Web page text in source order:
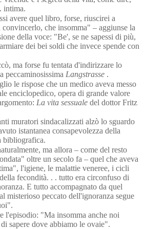
intima.
avere quel libro, forse, riuscirei a
che insomma" – aggiunse la
della voce: "Be', se ne sapessi di più,
dei bei soldi che invece spende con
ma forse fu tentata d'indirizzare lo
peccaminosissima Langstrasse .
le rispose che un medico aveva messo
enciclopedico, opera di grande valore
La vita sessuale del dottor Fritz
muratori sindacalizzati alzò lo sguardo
istantanea consapevolezza della
bibliografica.
ma allora – come del resto
oltre un secolo fa – quel che aveva
l'igiene, le malattie veneree, i cicli
fecondità. . . tutto era circonfuso di
E tutto accompagnato da quel
misterioso peccato dell'ignoranza segue
l'episodio: "Ma insomma anche noi
sapere dove abbiamo le ovaie".